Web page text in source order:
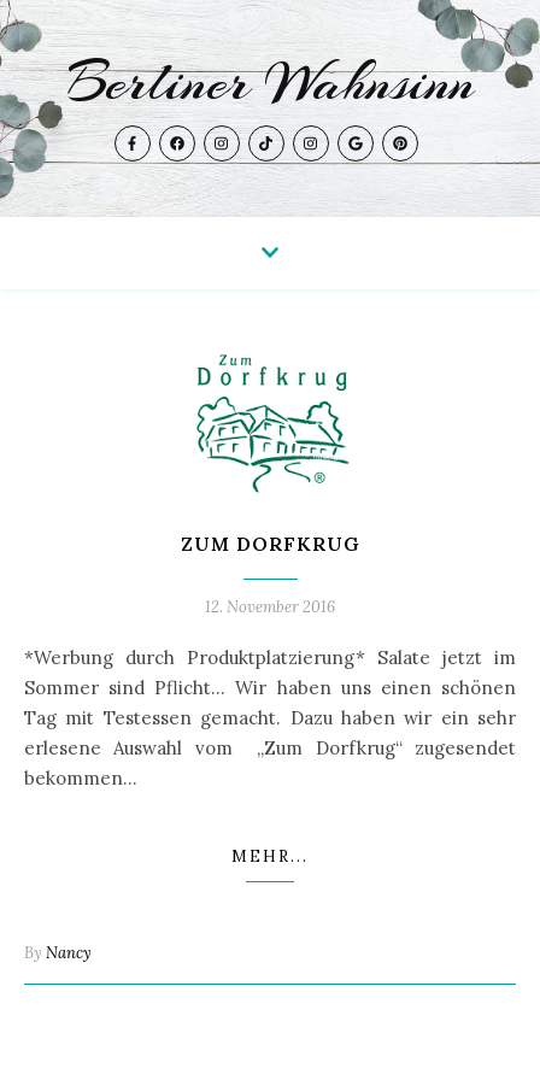
Berliner Wahnsinn
ZUM DORFKRUG
12. November 2016
*Werbung durch Produktplatzierung* Salate jetzt im
Sommer sind Pflicht… Wir haben uns einen schönen
Tag mit Testessen gemacht. Dazu haben wir ein sehr
erlesene Auswahl vom „Zum Dorfkrug“ zugesendet
bekommen…
MEHR...
By Nancy